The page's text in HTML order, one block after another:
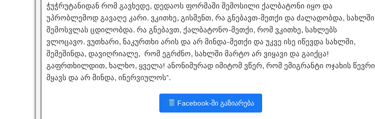
ჭუჭრუტანიდან რომ გავხედე, დედაოს ფორმაში შემოსილი ქალბატონი იყო და
უპრობლემოდ გავაღე კარი. ვკითხე, გისმენთ, რა გნებავთ-მეთქი და ძალადობდა, სახლში
შემოსვლას ცდილობდა. რა გნებავთ, ქალბატონო-მეთქი, რომ ვკითხე, სახლებს
ვლოცავო. ვუთხარი, ნაკურთხი არის და არ მინდა-მეთქი და უკვე ისე იწევდა სახლში,
შემეშინდა, დავიღრიალე, რომ ეგრძნო, სახლში მარტო არ ვიყავი და გაიქცა!
გაფრთხილდით, ხალხო, ყველა! ანონიმურად იმიტომ ვწერ, რომ ემიგრანტი ოჯახის წევრი
მყავს და არ მინდა, ინერვიულოს”.
Facebook-ში გაზიარება